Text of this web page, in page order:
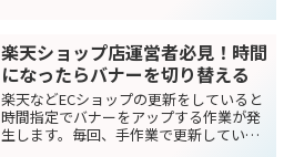
とったとしてもキャプチャを取るのって
大変です。 ついついキャプチャとりそこ
ねることがあり...
楽天ショップ店運営者必見！時間
になったらバナーを切り替える
楽天などECショップの更新をしていると
時間指定でバナーをアップする作業が発
生します。毎回、手作業で更新していま